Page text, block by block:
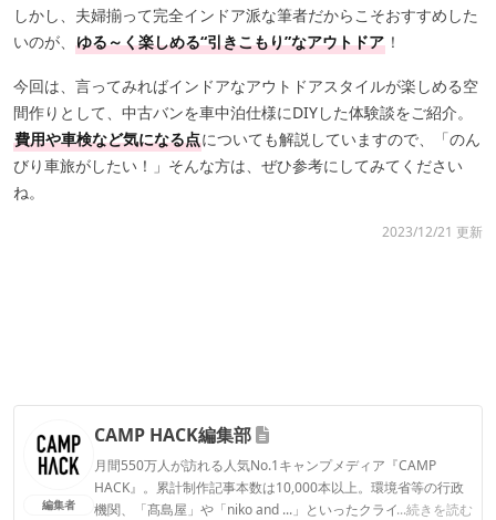
しかし、夫婦揃って完全インドア派な筆者だからこそおすすめした
いのが、 ゆる～く楽しめる“引きこもり”なアウトドア ！
今回は、言ってみればインドアなアウトドアスタイルが楽しめる空
間作りとして、中古バンを車中泊仕様にDIYした体験談をご紹介。
費用や車検など気になる点についても解説していますので、「のん
びり車旅がしたい！」そんな方は、ぜひ参考にしてみてください
ね。
2023/12/21 更新
編集者
CAMP HACK編集部
月間550万人が訪れる人気No.1キャンプメディア『CAMP
HACK』。累計制作記事本数は10,000本以上。環境省等の行政
機関、「髙島屋」や「niko and ...」といったクライアントとの
...続きを読む